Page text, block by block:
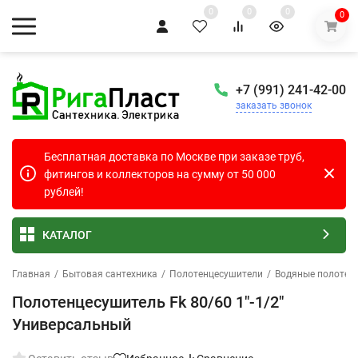
0 0 0 0
+7 (991) 241-42-00
заказать звонок
Бесплатная доставка по Москве при заказе труб,
фитингов и коллекторов на сумму от 50 000
рублей!
КАТАЛОГ
Главная / Бытовая сантехника / Полотенцесушители / Водяные
Полотенцесушитель Fk 80/60 1"-1/2"
Универсальный